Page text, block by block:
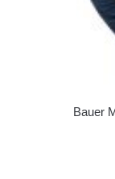
Bauer